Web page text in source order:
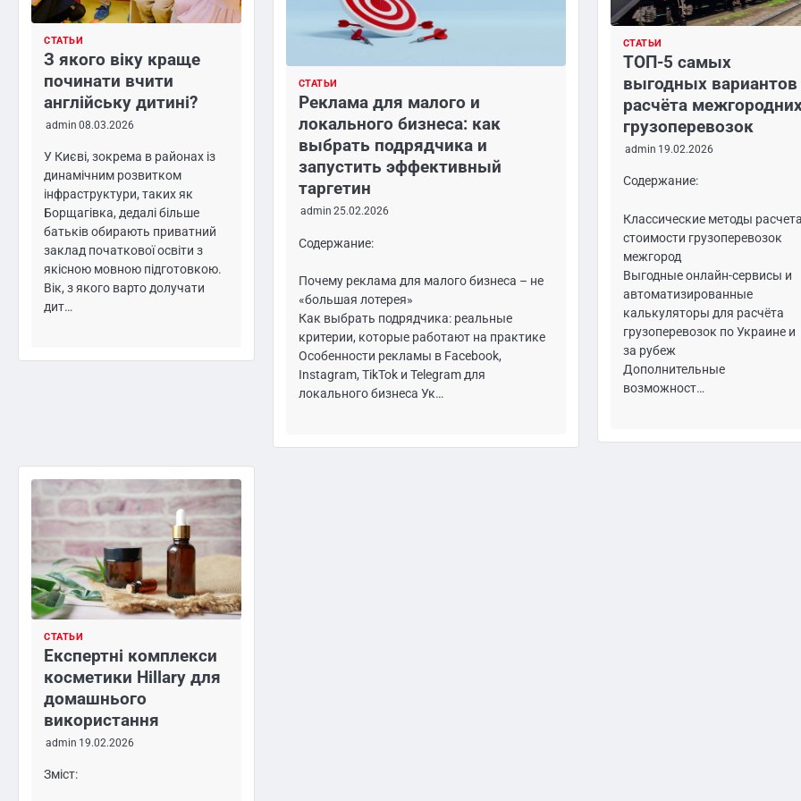
СТАТЬИ
З якого віку краще
починати вчити
англійську дитині?
admin 08.03.2026
У Києві, зокрема в районах із
динамічним розвитком
інфраструктури, таких як
Борщагівка, дедалі більше
батьків обирають приватний
заклад початкової освіти з
якісною мовною підготовкою.
Вік, з якого варто долучати
дит…
СТАТЬИ
Реклама для малого и
локального бизнеса: как
выбрать подрядчика и
запустить эффективный
таргетин
admin 25.02.2026
Содержание:
Почему реклама для малого бизнеса – не
«большая лотерея»
Как выбрать подрядчика: реальные
критерии, которые работают на практике
Особенности рекламы в Facebook,
Instagram, TikTok и Telegram для
локального бизнеса Ук…
СТАТЬИ
ТОП-5 самых
выгодных вариантов
расчёта
грузоперевозок
admin 19.02.2026
Содержание:
Классические методы
стоимости грузоперевозок
межгород
Выгодные онлайн-сервисы и
автоматизированные
калькуляторы для расчёта
грузоперевозок по Украине и
за рубеж
Дополнительные
возможност…
СТАТЬИ
Експертні комплекси
косметики Hillary для
домашнього
використання
admin 19.02.2026
Зміст: